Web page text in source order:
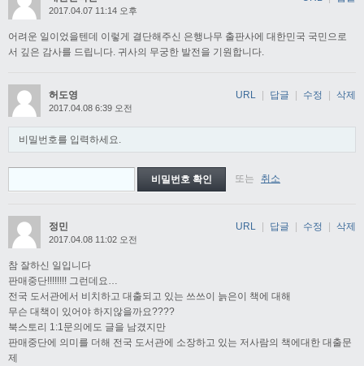
2017.04.07 11:14 오후
어려운 일이었을텐데 이렇게 결단해주신 은행나무 출판사에 대한민국 국민으로
서 깊은 감사를 드립니다. 귀사의 무궁한 발전을 기원합니다.
허도영
2017.04.08 6:39 오전
비밀번호를 입력하세요.
또는 취소
URL 답글 수정 삭제
정민
2017.04.08 11:02 오전
참 잘하신 일입니다
판매중단!!!!!!!! 그런데요…
전국 도서관에서 비치하고 대출되고 있는 쓰쓰이 늙은이 책에 대해
무슨 대책이 있어야 하지않을까요????
북스토리 1:1문의에도 글을 남겼지만
판매중단에 의미를 더해 전국 도서관에 소장하고 있는 저사람의 책에대한 대출문
제
URL 답글 수정 삭제